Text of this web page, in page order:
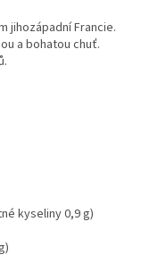
jihozápadní Francie.
a bohatou chuť.
kyseliny 0,9 g)